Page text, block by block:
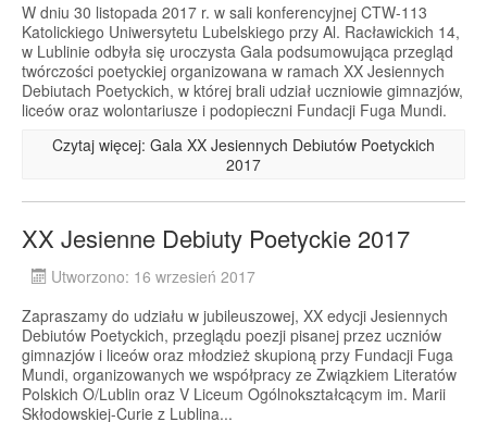
W dniu 30 listopada 2017 r. w sali konferencyjnej CTW-113
Katolickiego Uniwersytetu Lubelskiego przy Al. Racławickich 14,
w Lublinie odbyła się uroczysta Gala podsumowująca przegląd
twórczości poetyckiej organizowana w ramach XX Jesiennych
Debiutach Poetyckich, w której brali udział uczniowie gimnazjów,
liceów oraz wolontariusze i podopieczni Fundacji Fuga Mundi.
Czytaj więcej: Gala XX Jesiennych Debiutów Poetyckich
2017
XX Jesienne Debiuty Poetyckie 2017
Utworzono: 16 wrzesień 2017
Zapraszamy do udziału w jubileuszowej, XX edycji Jesiennych
Debiutów Poetyckich, przeglądu poezji pisanej przez uczniów
gimnazjów i liceów oraz młodzież skupioną przy Fundacji Fuga
Mundi, organizowanych we współpracy ze Związkiem Literatów
Polskich O/Lublin oraz V Liceum Ogólnokształcącym im. Marii
Skłodowskiej-Curie z Lublina...